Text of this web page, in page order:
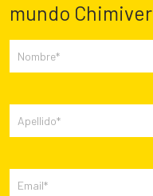
mundo Chimiver